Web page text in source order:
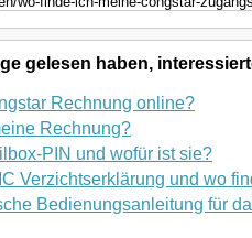
gelesen haben,
Rechnung online?
Rechnung?
PIN und wofür ist sie?
Verzichtserklärung und wo
Bedienungsanleitung für